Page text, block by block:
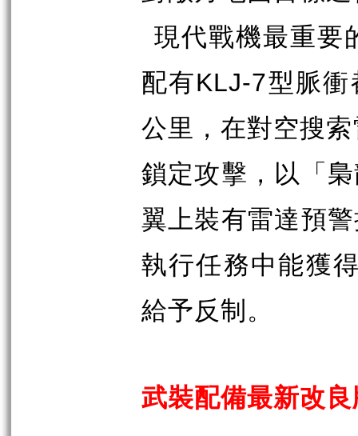
現代戰機最重要
配有KLJ-7型脈衝
公里，在對空搜
鎖定攻擊，以「
翼上裝有雷達預
執行任務中能獲
給予反制。
武裝配備最新改